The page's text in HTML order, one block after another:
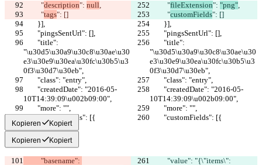
          "
description": null,
          "
fileExtension": "png",
          "
tags": []
          "
customFields": []
        }],
        }],
        "pingsSentUrl": [],
        "pingsSentUrl": [],
"\u30d5\u30a9\u30c8\u30ae\u30
e3\u30e9\u30ea\u30fc\u30b5\u3
0f3\u30d7\u30eb",
"\u30d5\u30a9\u30c8\u30ae\u30
e3\u30e9\u30ea\u30fc\u30b5\u3
0f3\u30d7\u30eb",
        "class": "entry",
        "class": "entry",
10T14:39:09\u002b09:00",
10T14:39:09\u002b09:00",
        "more": "",
        "more": "",
        "customFields": [{
        "customFields": [{
Kopieren Kopiert
Kopieren Kopiert